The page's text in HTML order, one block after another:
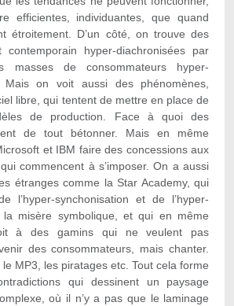
efficientes, individuantes, que quand
étroitement. D’un côté, on trouve des
contemporain hyper-diachronisées par
masses de consommateurs hyper-
Mais on voit aussi des phénomènes,
libre, qui tentent de mettre en place de
de production. Face à quoi des
de tout bétonner. Mais en même
et IBM faire des concessions aux
commencent à s’imposer. On a aussi
étranges comme la Star Academy, qui
l’hyper-synchonisation et de l’hyper-
la misère symbolique, et qui en même
à des gamins qui ne veulent pas
des consommateurs, mais chanter.
MP3, les piratages etc. Tout cela forme
qui dessinent un paysage
où il n’y a pas que le laminage